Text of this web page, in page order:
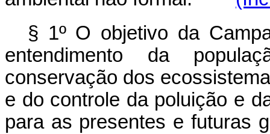
§ 1º O objetivo da
entendimento da
conservação dos
e do controle da poluição e
para as presentes e